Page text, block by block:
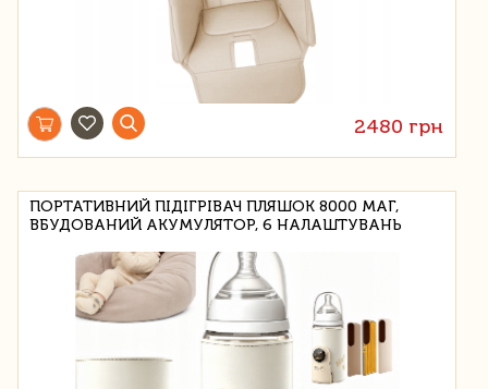
2480 грн
ПОРТАТИВНИЙ ПІДІГРІВАЧ ПЛЯШОК 8000 МАГ,
ВБУДОВАНИЙ АКУМУЛЯТОР, 6 НАЛАШТУВАНЬ